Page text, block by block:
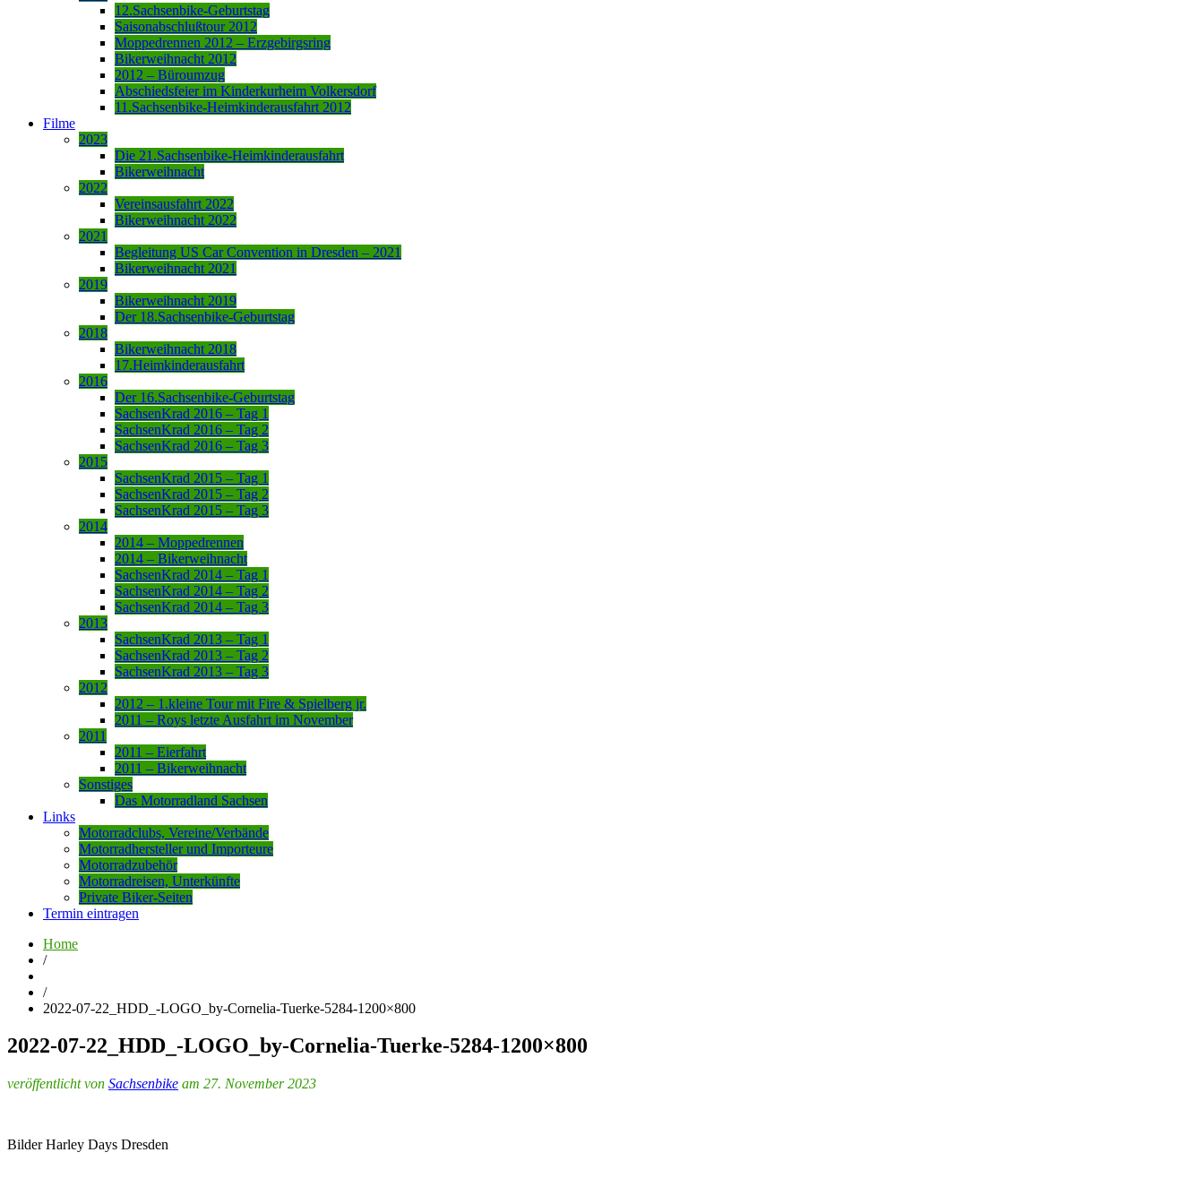
12.Sachsenbike-Geburtstag
Saisonabschlußtour 2012
Moppedrennen 2012 – Erzgebirgsring
Bikerweihnacht 2012
2012 – Büroumzug
Abschiedsfeier im Kinderkurheim Volkersdorf
11.Sachsenbike-Heimkinderausfahrt 2012
Filme
2023
Die 21.Sachsenbike-Heimkinderausfahrt
Bikerweihnacht
2022
Vereinsausfahrt 2022
Bikerweihnacht 2022
2021
Begleitung US Car Convention in Dresden – 2021
Bikerweihnacht 2021
2019
Bikerweihnacht 2019
Der 18.Sachsenbike-Geburtstag
2018
Bikerweihnacht 2018
17.Heimkinderausfahrt
2016
Der 16.Sachsenbike-Geburtstag
SachsenKrad 2016 – Tag 1
SachsenKrad 2016 – Tag 2
SachsenKrad 2016 – Tag 3
2015
SachsenKrad 2015 – Tag 1
SachsenKrad 2015 – Tag 2
SachsenKrad 2015 – Tag 3
2014
2014 – Moppedrennen
2014 – Bikerweihnacht
SachsenKrad 2014 – Tag 1
SachsenKrad 2014 – Tag 2
SachsenKrad 2014 – Tag 3
2013
SachsenKrad 2013 – Tag 1
SachsenKrad 2013 – Tag 2
SachsenKrad 2013 – Tag 3
2012
2012 – 1.kleine Tour mit Fire & Spielberg jr.
2011 – Roys letzte Ausfahrt im November
2011
2011 – Eierfahrt
2011 – Bikerweihnacht
Sonstiges
Das Motorradland Sachsen
Links
Motorradclubs, Vereine/Verbände
Motorradhersteller und Importeure
Motorradzubehör
Motorradreisen, Unterkünfte
Private Biker-Seiten
Termin eintragen
Home
/
/
2022-07-22_HDD_-LOGO_by-Cornelia-Tuerke-5284-1200×800
2022-07-22_HDD_-LOGO_by-Cornelia-Tuerke-5284-1200×800
veröffentlicht von Sachsenbike am 27. November 2023
Bilder Harley Days Dresden